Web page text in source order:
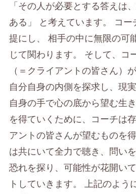
「その人が必要とする答えは
ある」 と考えています。 コ
提にし、 相手の中に無限の可
じて関わります。 そして、コ
（＝クライアントの皆さん）
自分自身の内側を探求し、現
自身の手で心の底から望む生
を得ていくために、コーチは
アントの皆さんが望むものを
は共にいて全力で聴き、問い
恐れを探り、可能性が花開い
トしていきます。 上記のよう